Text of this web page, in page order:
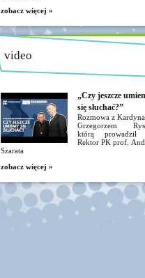
zobacz więcej »
video
„Czy jeszcze
się słuchać?”
Rozmowa z
Grzegorzem
którą prowadził
Rektor PK prof.
Szarata
zobacz więcej »